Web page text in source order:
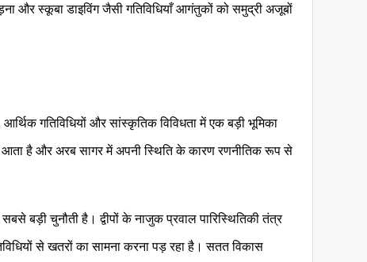
और स्कूबा डाइविंग जैसी गतिविधियाँ आगंतुकों को समुद्री अजूबों
आर्थिक गतिविधियों और सांस्कृतिक विविधता में एक बड़ी भूमिका
आता है और अरब सागर में अपनी स्थिति के कारण रणनीतिक रूप से
बड़ी चुनौती है। द्वीपों के नाजुक प्रवाल पारिस्थितिकी तंत्र
से खतरों का सामना करना पड़ रहा है। सतत विकास